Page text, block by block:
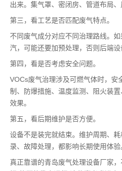
出来。集气罩、密闭房、管道布局、
第三，看工艺是否匹配废气特点。
不同废气成分对应不同治理路线。
汽，可能还要加预处理，否则后端设
第四，看是否考虑安全问题。
VOCs废气治理涉及可燃气体时，安
制、防爆措施、温度监测、阻火装
效果。
第五，看后期维护是否方便。
设备不是装完就结束。维护周期、
录、故障处理，都影响长期使用体验
真正靠谱的青岛废气处理设备厂家